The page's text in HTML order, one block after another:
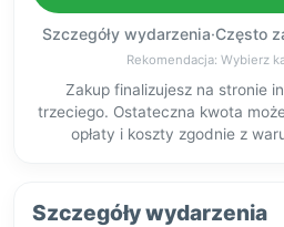
Szczegóły wydarzenia·Często
Rekomendacja: Wybierz
Zakup finalizujesz na stronie
trzeciego. Ostateczna kwota
opłaty i koszty zgodnie z
Szczegóły wydarzenia